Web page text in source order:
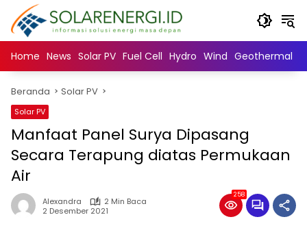
Langsung
konten
Home News Solar PV Fuel Cell Hydro Wind Geothermal
Beranda Solar PV
Solar PV
Manfaat Panel Surya Dipasang
Secara Terapung diatas Permukaan
Air
Alexandra
2 Min Baca
2 Desember 2021
258